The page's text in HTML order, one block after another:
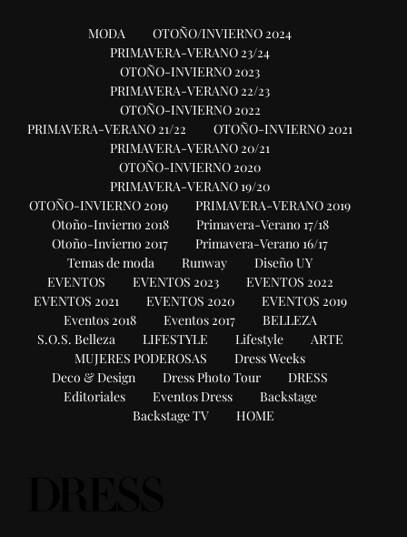
MODA
OTOÑO/INVIERNO 2024
PRIMAVERA-VERANO 23/24
OTOÑO-INVIERNO 2023
PRIMAVERA-VERANO 22/23
OTOÑO-INVIERNO 2022
PRIMAVERA-VERANO 21/22
OTOÑO-INVIERNO 2021
PRIMAVERA-VERANO 20/21
OTOÑO-INVIERNO 2020
PRIMAVERA-VERANO 19/20
OTOÑO-INVIERNO 2019
PRIMAVERA-VERANO 2019
Otoño-Invierno 2018
Primavera-Verano 17/18
Otoño-Invierno 2017
Primavera-Verano 16/17
Temas de moda
Runway
Diseño UY
EVENTOS
EVENTOS 2023
EVENTOS 2022
EVENTOS 2021
EVENTOS 2020
EVENTOS 2019
Eventos 2018
Eventos 2017
BELLEZA
S.O.S. Belleza
LIFESTYLE Lifestyle
ARTE
MUJERES PODEROSAS
Dress Weeks
Deco & Design
Dress Photo Tour
DRESS
Editoriales
Eventos Dress
Backstage
Backstage TV
HOME